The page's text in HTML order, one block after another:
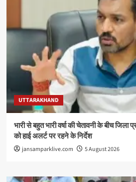
UTTARAKHAND
भारी से बहुत भारी वर्षा की चेतावनी के बीच जिला
को हाई अलर्ट पर रहने के निर्देश
jansamparklive.com 5 August 2026